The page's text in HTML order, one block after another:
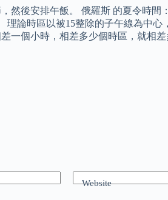
後安排午飯。 俄羅斯 的夏令時間
論時區以被15整除的子午線為中
一個小時，相差多少個時區，就相差
Website